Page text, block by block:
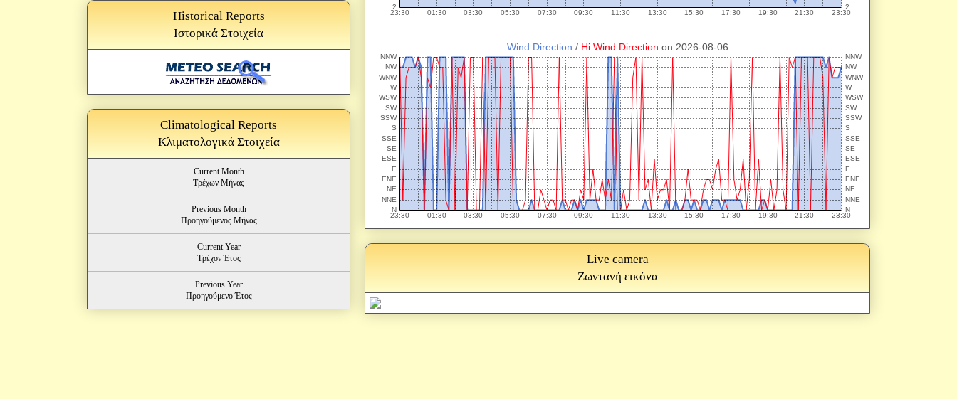
Historical Reports
Ιστορικά Στοιχεία
Climatological Reports
Κλιματολογικά Στοιχεία
Current Month
Τρέχων Μήνας
Previous Month
Προηγούμενος Μήνας
Current Year
Τρέχον Έτος
Previous Year
Προηγούμενο Έτος
Live camera
Ζωντανή εικόνα